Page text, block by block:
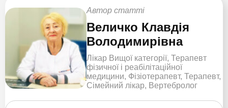
Автор статті
Величко Клавдія
Володимирівна
Лікар Вищої категорії, Терапевт
фізичної і реабілітаційної
медицини, Фізіотерапевт, Терапевт,
Сімейний лікар, Вертебролог